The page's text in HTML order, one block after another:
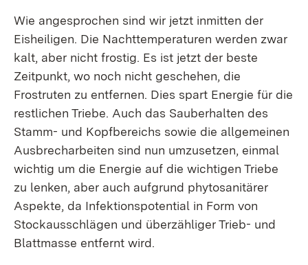
Wie angesprochen sind wir jetzt inmitten der
Eisheiligen. Die Nachttemperaturen werden zwar
kalt, aber nicht frostig. Es ist jetzt der beste
Zeitpunkt, wo noch nicht geschehen, die
Frostruten zu entfernen. Dies spart Energie für die
restlichen Triebe. Auch das Sauberhalten des
Stamm- und Kopfbereichs sowie die allgemeinen
Ausbrecharbeiten sind nun umzusetzen, einmal
wichtig um die Energie auf die wichtigen Triebe
zu lenken, aber auch aufgrund phytosanitärer
Aspekte, da Infektionspotential in Form von
Stockausschlägen und überzähliger Trieb- und
Blattmasse entfernt wird.